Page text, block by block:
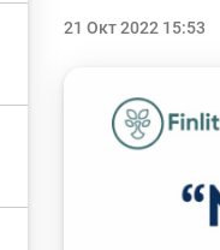
21 Окт 2022 15:53